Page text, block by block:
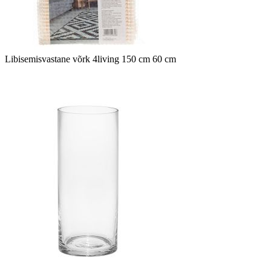
Libisemisvastane võrk 4living 150 cm 60 cm